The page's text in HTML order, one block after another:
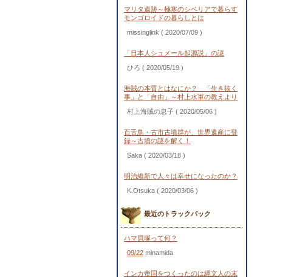
マリタ遺跡～極寒のシベリアで暮らす
モンゴロイドの暮らしとは
missinglink ( 2020/07/09 )
「日本人シュメール起源説」の謎
ひろ ( 2020/05/19 )
海賊の本質とはなにか？ 「生き抜く
事」と「自由」～村上水軍の教えより
村上海賊の息子 ( 2020/05/06 )
百舌鳥・古市古墳群が、世界遺産に登
録～古墳の謎を解く！
Saka ( 2020/03/18 )
明治維新で人々は幸せになったのか？
K.Otsuka ( 2020/03/06 )
最近のトラックバック
ハマ貝塚って何？
09/22 minamida
インカ帝国をつくったのは縄文人の末